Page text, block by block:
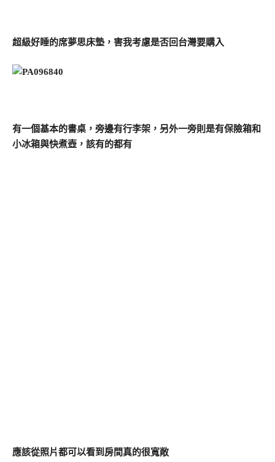
超級好睡的席夢思床墊，害我考慮是否回台灣要購入
有一個基本的書桌，旁邊有行李架，另外一旁則是有保險箱和
小冰箱與快煮壺，該有的都有
應該從照片都可以看到房間真的很寬敞